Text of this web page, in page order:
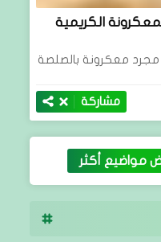
الكريمية
معكرونة بالصلصة
مشاركة
مواضيع أكثر